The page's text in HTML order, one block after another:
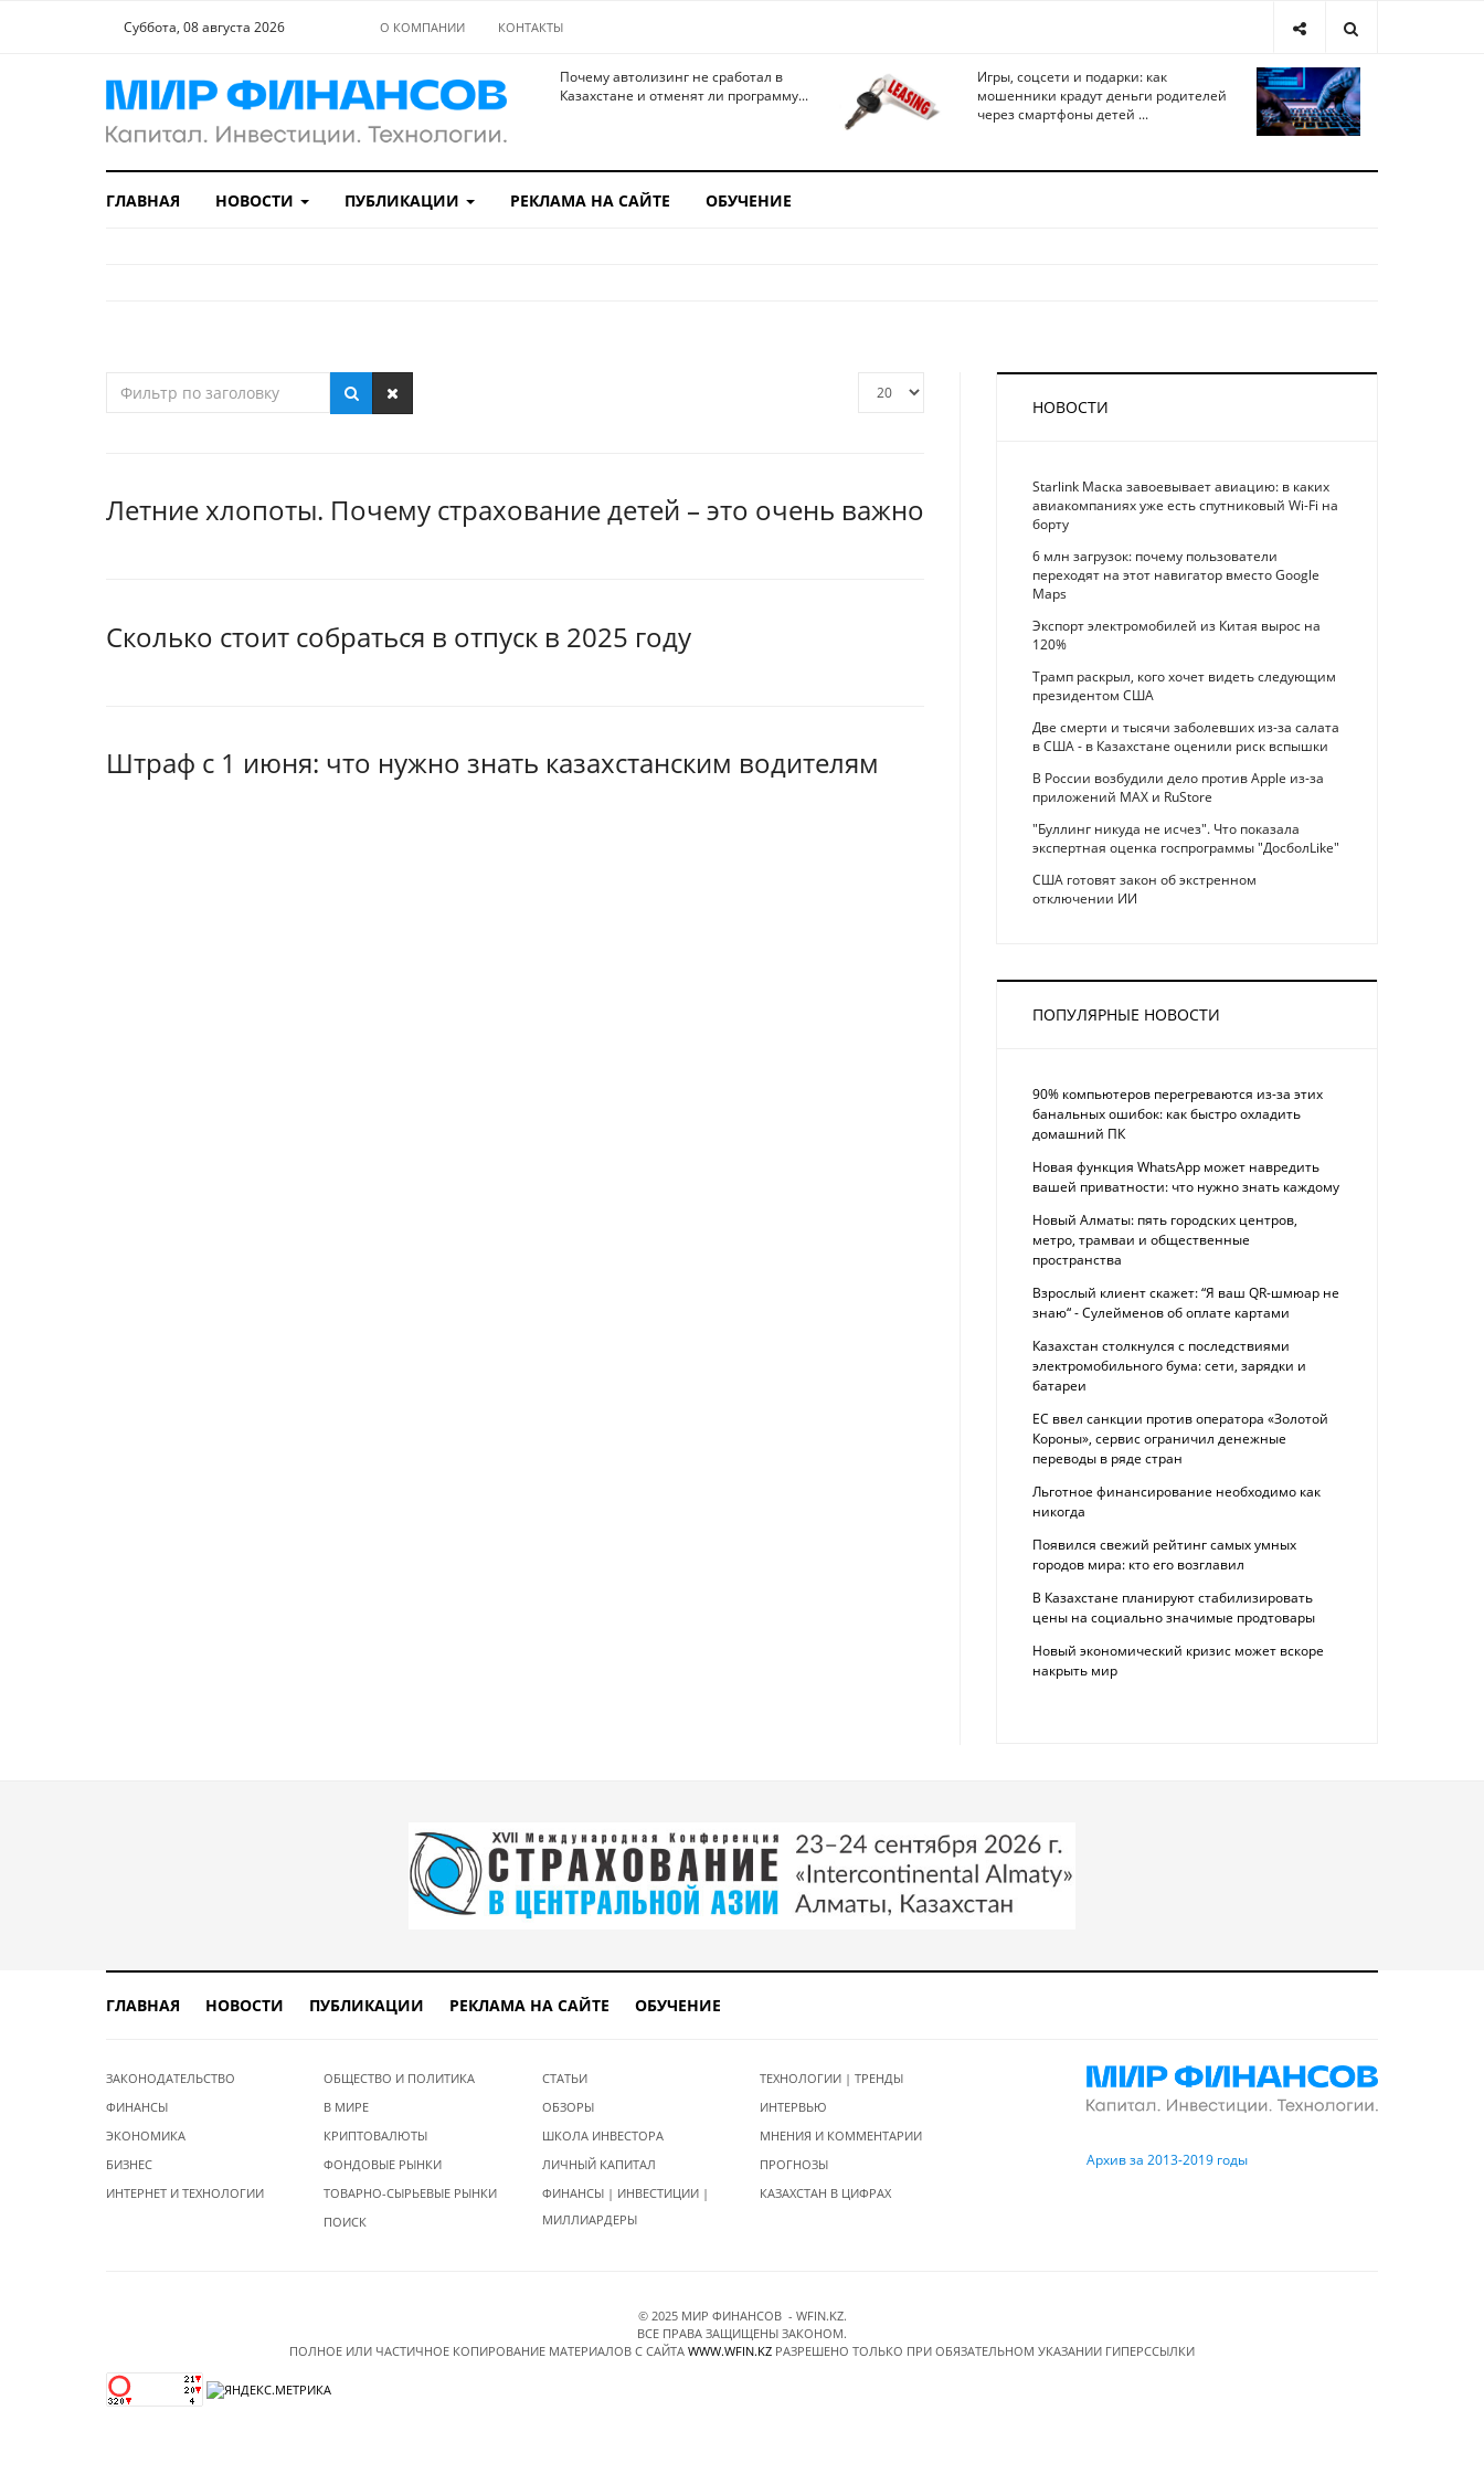
Суббота, 08 августа 2026 О КОМПАНИИ КОНТАКТЫ
Почему автолизинг не сработал в
Казахстане и отменят ли программу...
Игры, соцсети и подарки: как
мошенники крадут деньги родителей
через смартфоны детей ...
ГЛАВНАЯ НОВОСТИ ПУБЛИКАЦИИ РЕКЛАМА НА САЙТЕ ОБУЧЕНИЕ
Летние хлопоты. Почему страхование детей – это очень важно
Сколько стоит собраться в отпуск в 2025 году
Штраф с 1 июня: что нужно знать казахстанским водителям
НОВОСТИ
Starlink Маска завоевывает авиацию: в каких
авиакомпаниях уже есть спутниковый Wi-Fi на
борту
6 млн загрузок: почему пользователи
переходят на этот навигатор вместо Google
Maps
Экспорт электромобилей из Китая вырос на
120%
Трамп раскрыл, кого хочет видеть следующим
президентом США
Две смерти и тысячи заболевших из-за салата
в США - в Казахстане оценили риск вспышки
В России возбудили дело против Apple из-за
приложений MAX и RuStore
"Буллинг никуда не исчез". Что показала
экспертная оценка госпрограммы "ДосболLike"
США готовят закон об экстренном
отключении ИИ
ПОПУЛЯРНЫЕ НОВОСТИ
90% компьютеров перегреваются из-за этих
банальных ошибок: как быстро охладить
домашний ПК
Новая функция WhatsApp может навредить
вашей приватности: что нужно знать каждому
Новый Алматы: пять городских центров,
метро, трамваи и общественные
пространства
Взрослый клиент скажет: “Я ваш QR-шмюар не
знаю“ - Сулейменов об оплате картами
Казахстан столкнулся с последствиями
электромобильного бума: сети, зарядки и
батареи
ЕС ввел санкции против оператора «Золотой
Короны», сервис ограничил денежные
переводы в ряде стран
Льготное финансирование необходимо как
никогда
Появился свежий рейтинг самых умных
городов мира: кто его возглавил
В Казахстане планируют стабилизировать
цены на социально значимые продтовары
Новый экономический кризис может вскоре
накрыть мир
ГЛАВНАЯ НОВОСТИ ПУБЛИКАЦИИ РЕКЛАМА НА САЙТЕ ОБУЧЕНИЕ
ЗАКОНОДАТЕЛЬСТВО
ФИНАНСЫ
ЭКОНОМИКА
БИЗНЕС
ИНТЕРНЕТ И ТЕХНОЛОГИИ
ОБЩЕСТВО И ПОЛИТИКА
В МИРЕ
КРИПТОВАЛЮТЫ
ФОНДОВЫЕ РЫНКИ
ТОВАРНО-СЫРЬЕВЫЕ РЫНКИ
ПОИСК
СТАТЬИ
ОБЗОРЫ
ШКОЛА ИНВЕСТОРА
ЛИЧНЫЙ КАПИТАЛ
ФИНАНСЫ | ИНВЕСТИЦИИ |
МИЛЛИАРДЕРЫ
ТЕХНОЛОГИИ | ТРЕНДЫ
ИНТЕРВЬЮ
МНЕНИЯ И КОММЕНТАРИИ
ПРОГНОЗЫ
КАЗАХСТАН В ЦИФРАХ
Архив за 2013-2019 годы
© 2025 МИР ФИНАНСОВ - WFIN.KZ.
ВСЕ ПРАВА ЗАЩИЩЕНЫ ЗАКОНОМ.
ПОЛНОЕ ИЛИ ЧАСТИЧНОЕ КОПИРОВАНИЕ МАТЕРИАЛОВ C САЙТА WWW.WFIN.KZ РАЗРЕШЕНО ТОЛЬКО ПРИ ОБЯЗАТЕЛЬНОМ УКАЗАНИИ ГИПЕРССЫЛКИ